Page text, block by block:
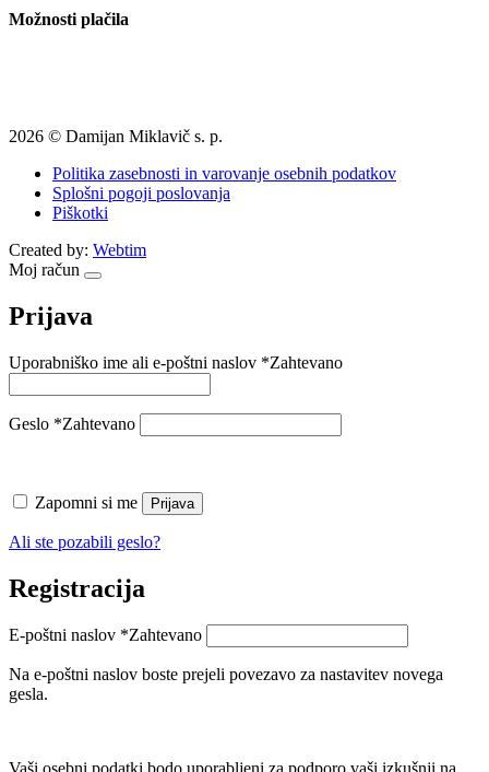
Možnosti plačila
2026 © Damijan Miklavič s. p.
Politika zasebnosti in varovanje osebnih podatkov
Splošni pogoji poslovanja
Piškotki
Created by: Webtim
Moj račun
Prijava
Uporabniško ime ali e-poštni naslov *Zahtevano
Geslo *Zahtevano
Zapomni si me Prijava
Ali ste pozabili geslo?
Registracija
E-poštni naslov *Zahtevano
Na e-poštni naslov boste prejeli povezavo za nastavitev novega
gesla.